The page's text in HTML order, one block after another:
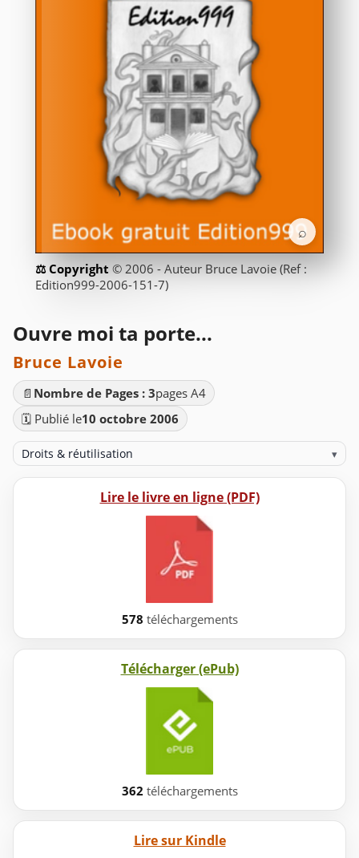
⌕
© 2006 - Auteur Bruce Lavoie (Ref :
Edition999-2006-151-7)
Ouvre moi ta porte...
Bruce Lavoie
📄 Nombre de Pages : 3pages A4
🗓️ Publié le10 octobre 2006
Droits & réutilisation ▾
Lire le livre en ligne (PDF)
578 téléchargements
Télécharger (ePub)
362 téléchargements
Lire sur Kindle